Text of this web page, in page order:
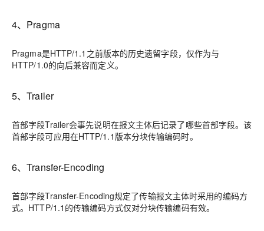
4、Pragma
Pragma是HTTP/1.1之前版本的历史遗留字段，仅作为与
HTTP/1.0的向后兼容而定义。
5、Trailer
首部字段Trailer会事先说明在报文主体后记录了哪些首部字段。该
首部字段可应用在HTTP/1.1版本分块传输编码时。
6、Transfer-Encoding
首部字段Transfer-Encoding规定了传输报文主体时采用的编码方
式。 HTTP/1.1的传输编码方式仅对分块传输编码有效。